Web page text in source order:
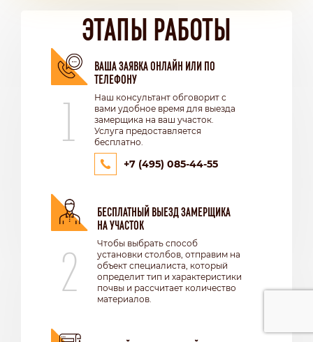
ЭТАПЫ РАБОТЫ
1
ВАША ЗАЯВКА ОНЛАЙН ИЛИ ПО
ТЕЛЕФОНУ
Наш консультант обговорит с
вами удобное время для выезда
замерщика на ваш участок.
Услуга предоставляется
бесплатно.
+7 (495) 085-44-55
2
БЕСПЛАТНЫЙ ВЫЕЗД ЗАМЕРЩИКА
НА УЧАСТОК
Чтобы выбрать способ
установки столбов, отправим на
объект специалиста, который
определит тип и характеристики
почвы и рассчитает количество
материалов.